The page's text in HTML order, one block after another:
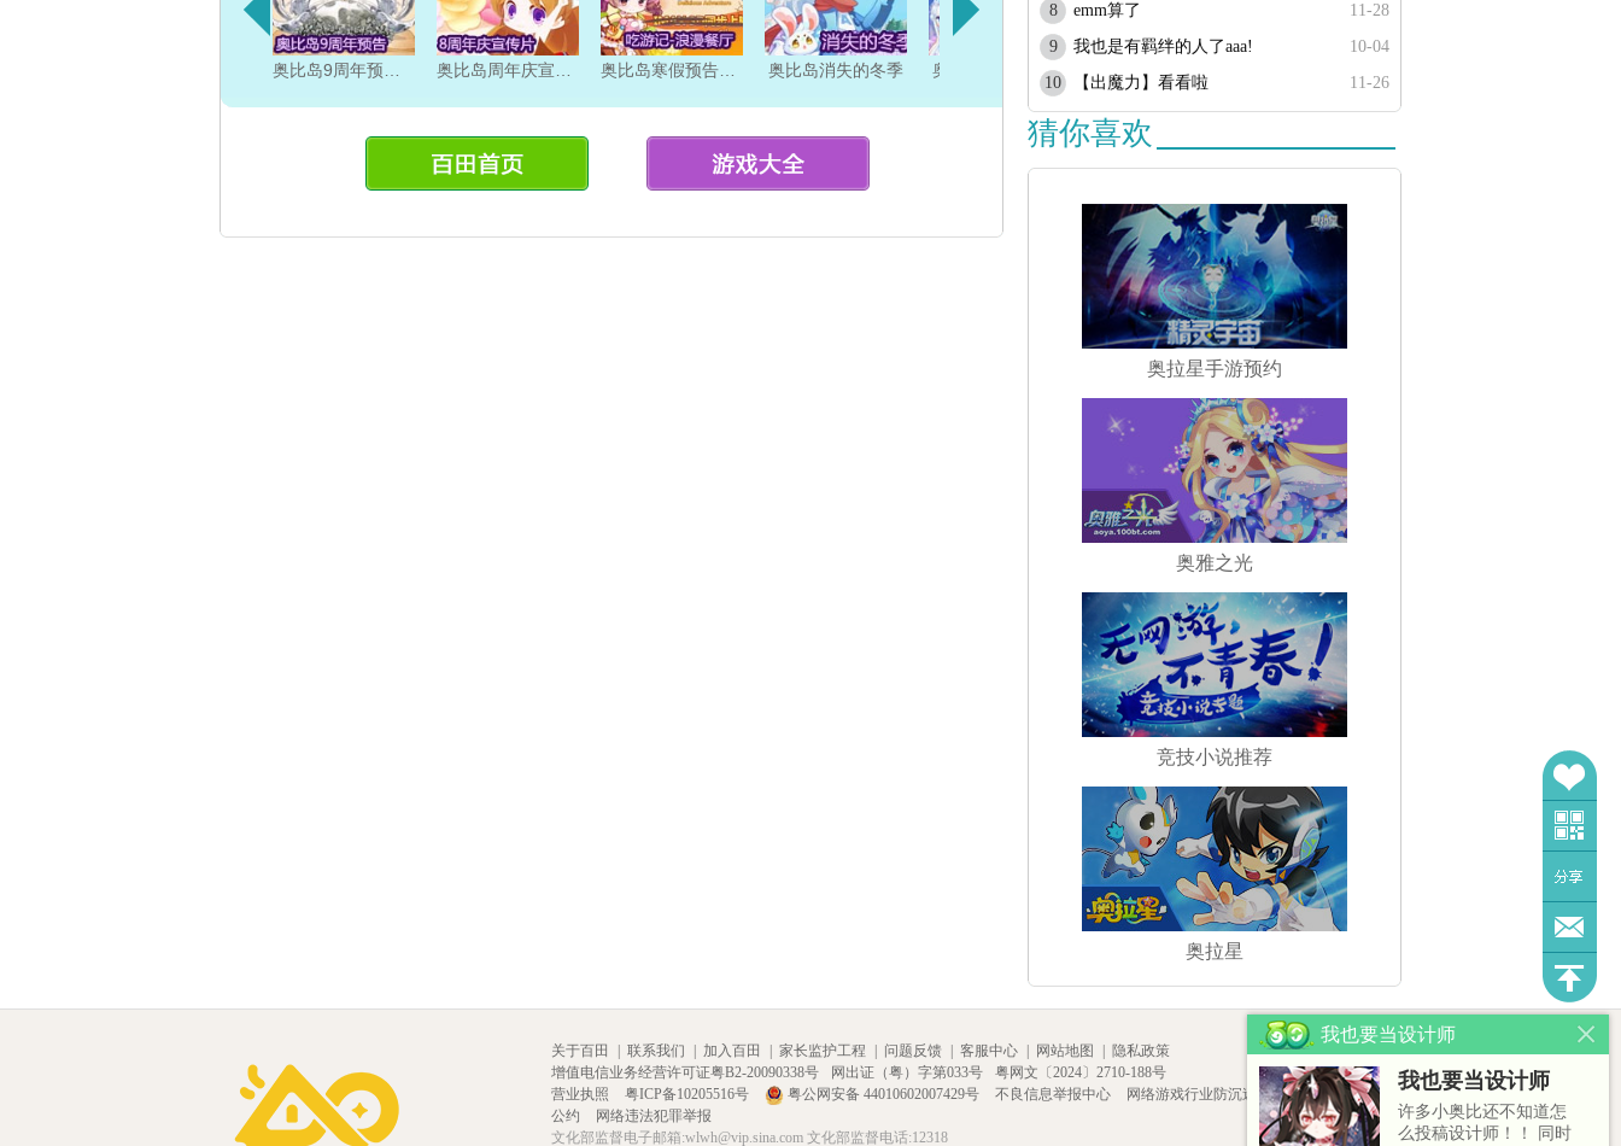
奥比岛消失的冬季 奥比岛拯救小仙牙 奥比岛封仙榜考验
8
emm算了
11-28
9
我也是有羁绊的人了aaa!
10-04
10
【出魔力】看看啦 11-26
猜你喜欢
奥拉星手游预约
奥雅之光
竞技小说推荐
奥拉星
关于百田 联系我们 加入百田 家长监护工程 问题反馈 客服中心 网站地图
隐私政策
增值电信业务经营许可证粤B2-20090338号
网出证（粤）字第033号
粤网文〔2024〕2710-188号
营业执照
粤ICP备10205516号 粤公网安备 44010602007429号 不良信息举报中心
网络游戏行业防沉迷自律
公约
网络违法犯罪举报
文化部监督电子邮箱:wlwh@vip.sina.com 文化部监督电话:12318
我也要当设计师
我也要当设计师
许多小奥比还不知道怎
么投稿设计师！！ 同时